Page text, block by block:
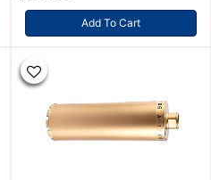
Add To Cart